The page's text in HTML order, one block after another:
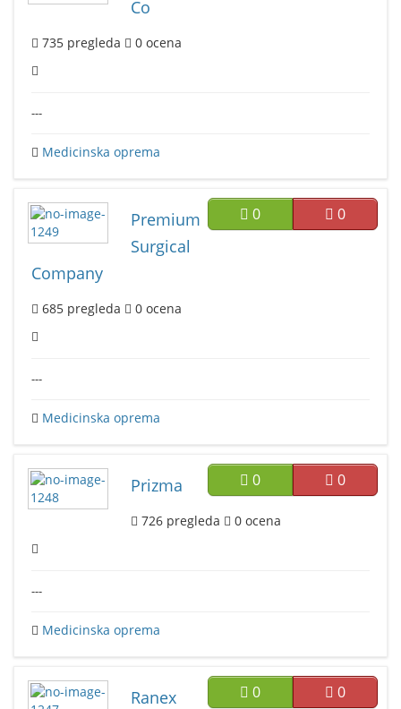
Co
735 pregleda 0 ocena
---
Medicinska oprema
0 0
Premium
Surgical
Company
685 pregleda 0 ocena
---
Medicinska oprema
0 0
Prizma
726 pregleda 0 ocena
---
Medicinska oprema
0 0
Ranex